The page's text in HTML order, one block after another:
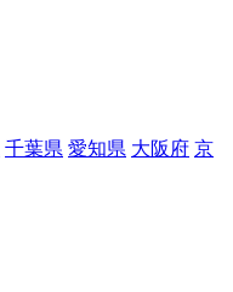
千葉県 愛知県 大阪府 京